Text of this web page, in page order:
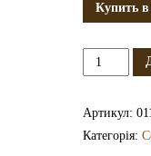
Купить
Срібні
сережки
Артикул:
Категорія: